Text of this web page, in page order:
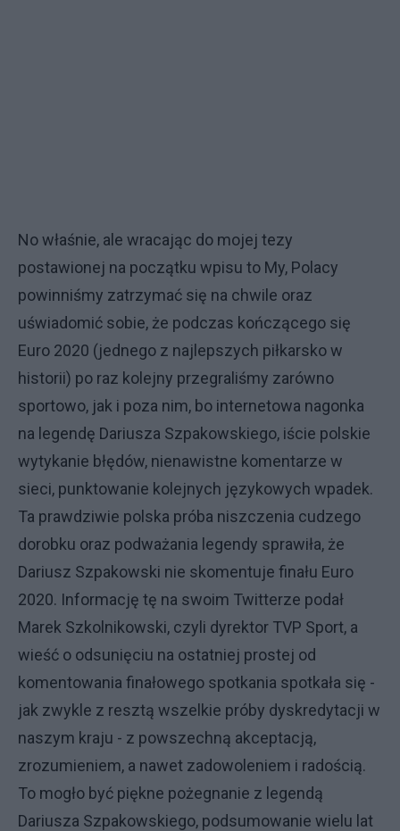
No właśnie, ale wracając do mojej tezy
postawionej na początku wpisu to My, Polacy
powinniśmy zatrzymać się na chwile oraz
uświadomić sobie, że podczas kończącego się
Euro 2020 (jednego z najlepszych piłkarsko w
historii) po raz kolejny przegraliśmy zarówno
sportowo, jak i poza nim, bo internetowa nagonka
na legendę Dariusza Szpakowskiego, iście polskie
wytykanie błędów, nienawistne komentarze w
sieci, punktowanie kolejnych językowych wpadek.
Ta prawdziwie polska próba niszczenia cudzego
dorobku oraz podważania legendy sprawiła, że
Dariusz Szpakowski nie skomentuje finału Euro
2020. Informację tę na swoim Twitterze podał
Marek Szkolnikowski, czyli dyrektor TVP Sport, a
wieść o odsunięciu na ostatniej prostej od
komentowania finałowego spotkania spotkała się -
jak zwykle z resztą wszelkie próby dyskredytacji w
naszym kraju - z powszechną akceptacją,
zrozumieniem, a nawet zadowoleniem i radością.
To mogło być piękne pożegnanie z legendą
Dariusza Szpakowskiego, podsumowanie wielu lat